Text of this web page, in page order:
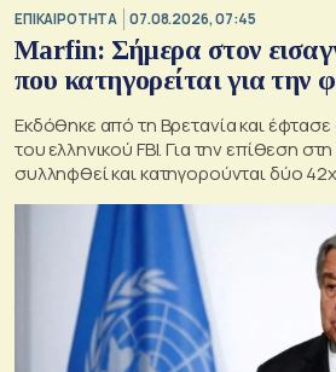
ΕΠΙΚΑΙΡΟΤΗΤΑ 07.08.2026, 07:45
Marfin: Σήμερα στον
που κατηγορείται για την
Εκδόθηκε από τη Βρετανία και
του ελληνικού FBI. Για την επίθεση
συλληφθεί και κατηγορούνται δύο